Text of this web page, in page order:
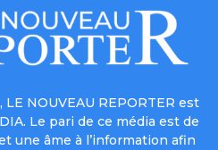
NOUVEAU REPORTER est
Le pari de ce média est de
une âme à l’information afin